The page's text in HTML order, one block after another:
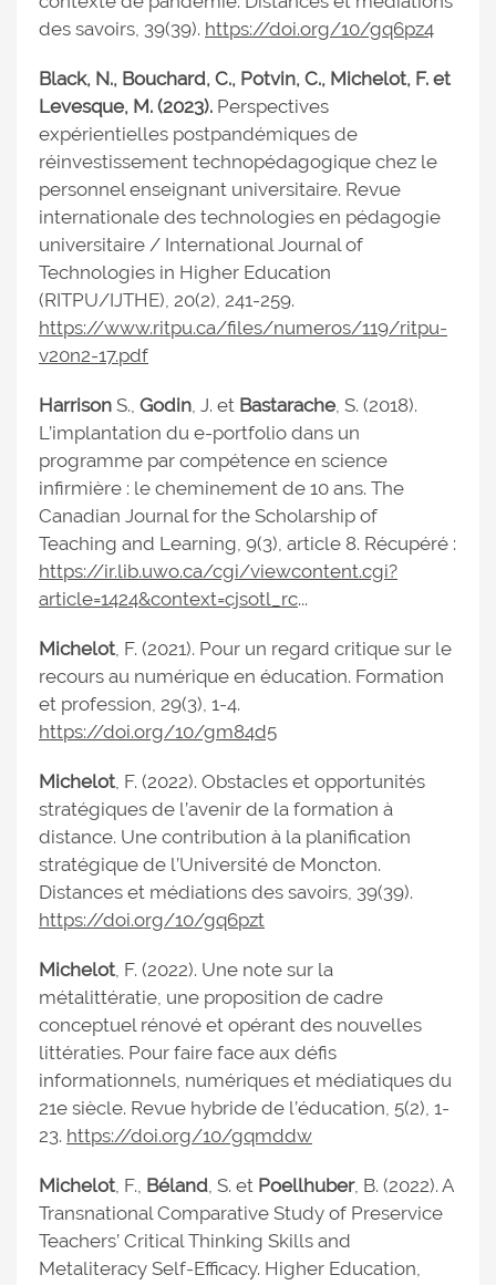
des savoirs, 39(39). https://doi.org/10/gq6pz4
Black, N., Bouchard, C., Potvin, C., Michelot, F. et
Levesque, M. (2023). Perspectives
expérientielles postpandémiques de
réinvestissement technopédagogique chez le
personnel enseignant universitaire. Revue
internationale des technologies en pédagogie
universitaire / International Journal of
Technologies in Higher Education
(RITPU/IJTHE), 20(2), 241-259.
https://www.ritpu.ca/files/numeros/119/ritpu-
v20n2-17.pdf
Harrison S., Godin, J. et Bastarache, S. (2018).
L’implantation du e-portfolio dans un
programme par compétence en science
infirmière : le cheminement de 10 ans. The
Canadian Journal for the Scholarship of
Teaching and Learning, 9(3), article 8. Récupéré :
https://ir.lib.uwo.ca/cgi/viewcontent.cgi?
article=1424&context=cjsotl_rc...
Michelot, F. (2021). Pour un regard critique sur le
recours au numérique en éducation. Formation
et profession, 29(3), 1-4.
https://doi.org/10/gm84d5
Michelot, F. (2022). Obstacles et opportunités
stratégiques de l’avenir de la formation à
distance. Une contribution à la planification
stratégique de l’Université de Moncton.
Distances et médiations des savoirs, 39(39).
https://doi.org/10/gq6pzt
Michelot, F. (2022). Une note sur la
métalittératie, une proposition de cadre
conceptuel rénové et opérant des nouvelles
littératies. Pour faire face aux défis
informationnels, numériques et médiatiques du
21e siècle. Revue hybride de l’éducation, 5(2), 1-
23. https://doi.org/10/gqmddw
Michelot, F., Béland, S. et Poellhuber, B. (2022). A
Transnational Comparative Study of Preservice
Teachers’ Critical Thinking Skills and
Metaliteracy Self-Efficacy. Higher Education,